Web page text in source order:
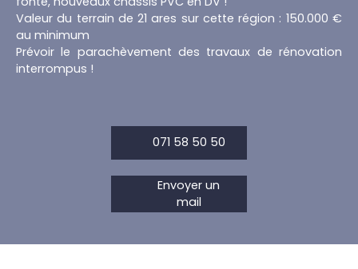
Valeur du terrain de 21 ares sur cette région : 150.000 €
au minimum
Prévoir le parachèvement des travaux de rénovation
interrompus !
071 58 50 50
Envoyer un
mail